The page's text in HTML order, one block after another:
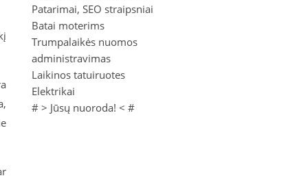
Patarimai, SEO straipsniai
Batai moterims
Trumpalaikės nuomos
administravimas
Laikinos tatuiruotes
Elektrikai
# > Jūsų nuoroda! < #